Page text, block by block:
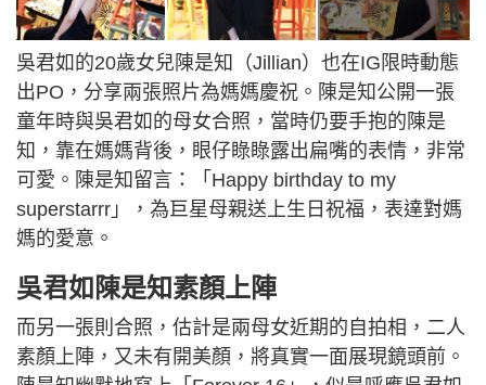
吳君如的20歲女兒陳是知（Jillian）也在IG限時動態
出PO，分享兩張照片為媽媽慶祝。陳是知公開一張
童年時與吳君如的母女合照，當時仍要手抱的陳是
知，靠在媽媽背後，眼仔睩睩露出扁嘴的表情，非常
可愛。陳是知留言：「Happy birthday to my
superstarrr」，為巨星母親送上生日祝福，表達對媽
媽的愛意。
吳君如陳是知素顏上陣
而另一張則合照，估計是兩母女近期的自拍相，二人
素顏上陣，又未有開美顏，將真實一面展現鏡頭前。